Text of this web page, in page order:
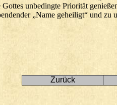
unbedingte Priorität
„Name geheiligt“ und zu
Zurück